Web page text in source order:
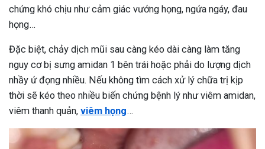
chứng khó chịu như cảm giác vướng họng, ngứa ngáy, đau
họng…
Đặc biệt, chảy dịch mũi sau càng kéo dài càng làm tăng
nguy cơ bị sưng amidan 1 bên trái hoặc phải do lượng dịch
nhầy ứ đọng nhiều. Nếu không tìm cách xử lý chữa trị kịp
thời sẽ kéo theo nhiều biến chứng bệnh lý như viêm amidan,
viêm thanh quản, viêm họng…